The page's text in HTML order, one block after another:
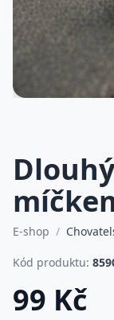
E-shop /
Kód produktu:
99 Kč